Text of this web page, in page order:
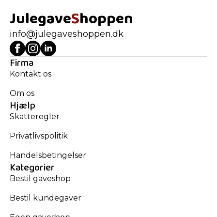
JulegaveShoppen
info@julegaveshoppen.dk
Firma
Kontakt os
Om os
Hjælp
Skatteregler
Privatlivspolitik
Handelsbetingelser
Kategorier
Bestil gaveshop
Bestil kundegaver